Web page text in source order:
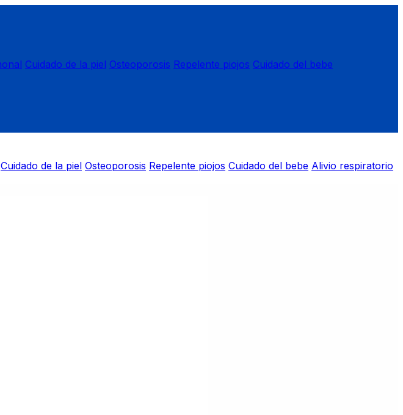
Cuidado de la piel Osteoporosis Repelente piojos Cuidado del bebe
Cuidado de la piel Osteoporosis Repelente piojos Cuidado del bebe Alivio respiratorio